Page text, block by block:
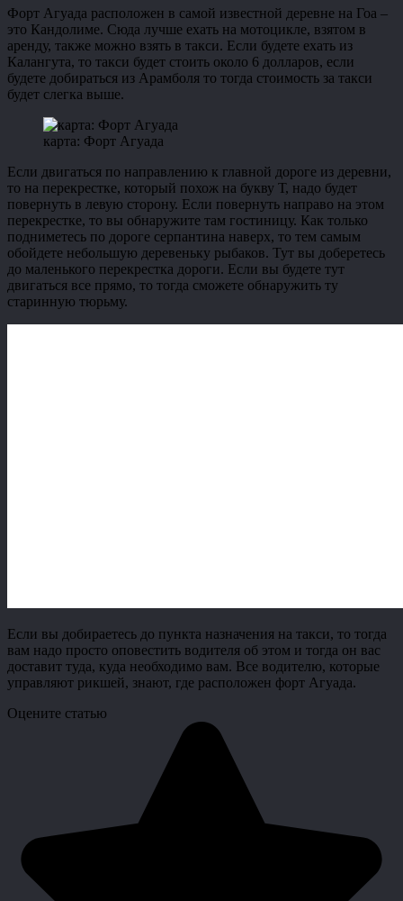
Форт Агуада расположен в самой известной деревне на Гоа –
это Кандолиме. Сюда лучше ехать на мотоцикле, взятом в
аренду, также можно взять в такси. Если будете ехать из
Калангута, то такси будет стоить около 6 долларов, если
будете добираться из Арамболя то тогда стоимость за такси
будет слегка выше.
карта: Форт Агуада
Если двигаться по направлению к главной дороге из деревни,
то на перекрестке, который похож на букву Т, надо будет
повернуть в левую сторону. Если повернуть направо на этом
перекрестке, то вы обнаружите там гостиницу. Как только
подниметесь по дороге серпантина наверх, то тем самым
обойдете небольшую деревеньку рыбаков. Тут вы доберетесь
до маленького перекрестка дороги. Если вы будете тут
двигаться все прямо, то тогда сможете обнаружить ту
старинную тюрьму.
Если вы добираетесь до пункта назначения на такси, то тогда
вам надо просто оповестить водителя об этом и тогда он вас
доставит туда, куда необходимо вам. Все водителю, которые
управляют рикшей, знают, где расположен форт Агуада.
Оцените статью